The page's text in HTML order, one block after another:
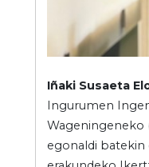
Iñaki Susaeta
Ingurumen
Wageningeneko
egonaldi batekin